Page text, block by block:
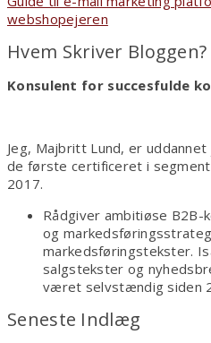
webshopejeren
Hvem Skriver Bloggen?
Konsulent for succesfulde
Jeg, Majbritt Lund, er
de første certificeret i
2017.
Rådgiver ambitiøse
og
markedsføringstekster.
salgstekster og
været selvstændig siden
Seneste Indlæg